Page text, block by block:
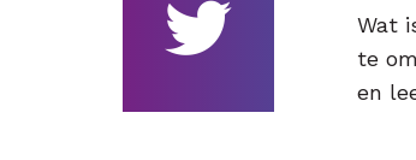
Wat
te
en